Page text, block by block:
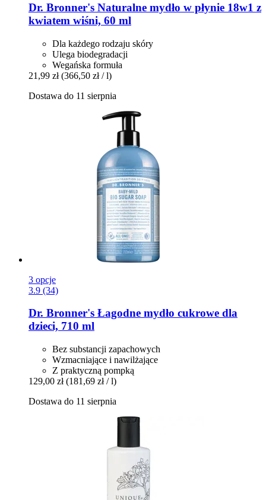
Dr. Bronner's Naturalne mydło w płynie 18w1 z
kwiatem wiśni, 60 ml
Dla każdego rodzaju skóry
Ulega biodegradacji
Wegańska formuła
21,99 zł (366,50 zł / l)
Dostawa do 11 sierpnia
3 opcje
3.9 (34)
Dr. Bronner's Łagodne mydło cukrowe dla
dzieci, 710 ml
Bez substancji zapachowych
Wzmacniające i nawilżające
Z praktyczną pompką
129,00 zł (181,69 zł / l)
Dostawa do 11 sierpnia